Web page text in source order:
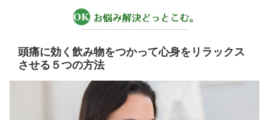
頭痛に効く飲み物をつかって心身をリラックス
させる５つの方法